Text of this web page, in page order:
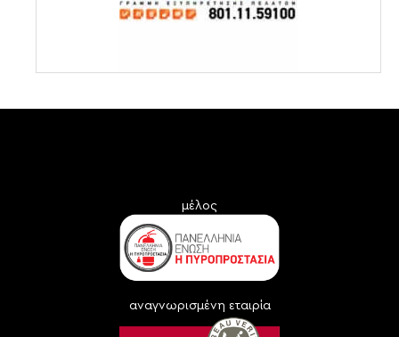
μέλος
αναγνωρισμένη εταιρία